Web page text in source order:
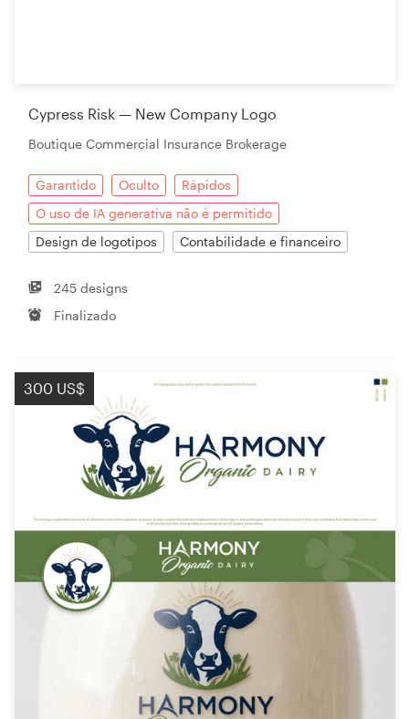
Cypress Risk — New Company Logo
Boutique Commercial Insurance Brokerage
Garantido Oculto
Rápidos
O uso de IA generativa não é permitido
Design de logotipos
Contabilidade e financeiro
245 designs
Finalizado
300 US$